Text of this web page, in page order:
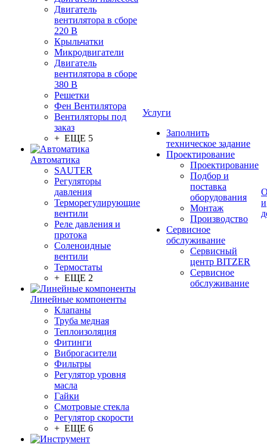
Двигатель
вентилятора в сборе
220 В
Крыльчатки
Микродвигатели
Двигатель
вентилятора в сборе
380 В
Решетки
Фен Вентилятора
Вентиляторы под
заказ
+ ЕЩЕ 5
Автоматика
SAUTER
Регуляторы
давления
Терморегулирующие
вентили
Реле давления и
протока
Соленоидные
вентили
Термостаты
+ ЕЩЕ 2
Линейные компоненты
Клапаны
Труба медная
Теплоизоляция
Фитинги
Виброгасители
Фильтры
Регулятор уровня
масла
Гайки
Смотровые стекла
Регулятор скорости
+ ЕЩЕ 6
Услуги
Заполнить
техническое задание
Проектирование
Проектирование
Подбор и
поставка
оборудования
Монтаж
Производство
Сервисное
обслуживание
Сервисный
центр BITZER
Сервисное
обслуживание
и